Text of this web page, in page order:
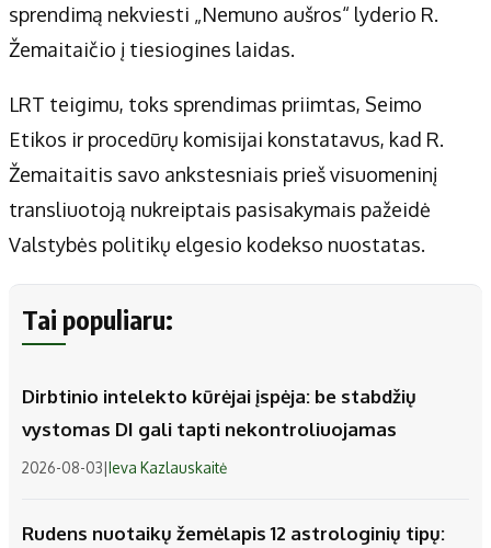
sprendimą nekviesti „Nemuno aušros“ lyderio R.
Žemaitaičio į tiesiogines laidas.
LRT teigimu, toks sprendimas priimtas, Seimo
Etikos ir procedūrų komisijai konstatavus, kad R.
Žemaitaitis savo ankstesniais prieš visuomeninį
transliuotoją nukreiptais pasisakymais pažeidė
Valstybės politikų elgesio kodekso nuostatas.
Tai populiaru:
Dirbtinio intelekto kūrėjai įspėja: be stabdžių
vystomas DI gali tapti nekontroliuojamas
2026-08-03|Ieva Kazlauskaitė
Rudens nuotaikų žemėlapis 12 astrologinių tipų: